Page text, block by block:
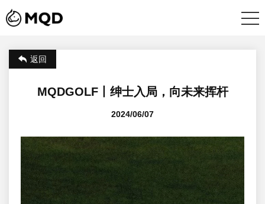
返回
MQDGOLF丨绅士入局，向未来挥杆
2024/06/07